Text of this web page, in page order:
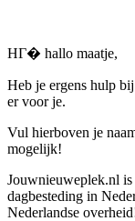
HГ� hallo maatje,
Heb je ergens hulp
er voor je.
Vul hierboven je
mogelijk!
Jouwnieuweplek.nl
dagbesteding in
Nederlandse